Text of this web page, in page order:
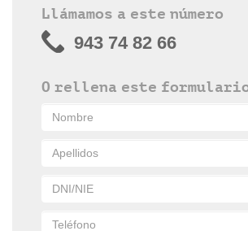
Llámamos a este número
943 74 82 66
O rellena este